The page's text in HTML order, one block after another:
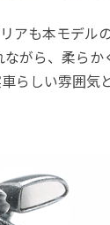
も本モデル
がら、柔ら
らしい雰囲気